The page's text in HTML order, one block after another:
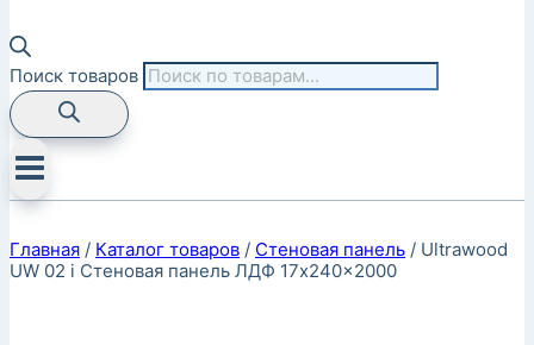
Поиск товаров
Главная / Каталог товаров / Стеновая панель / Ultrawood
UW 02 i Стеновая панель ЛДФ 17x240x2000